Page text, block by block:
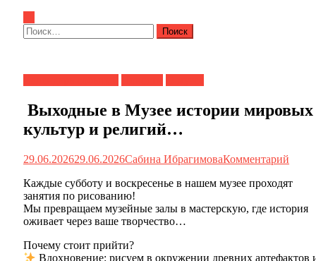
Найти:
Выходные в Музее истории мировых
культур и религий…
29.06.202629.06.2026Сабина ИбрагимоваКомментарий
Каждые субботу и воскресенье в нашем музее проходят
занятия по рисованию!
Мы превращаем музейные залы в мастерскую, где история
оживает через ваше творчество…
Почему стоит прийти?
Вдохновение: рисуем в окружении древних артефактов